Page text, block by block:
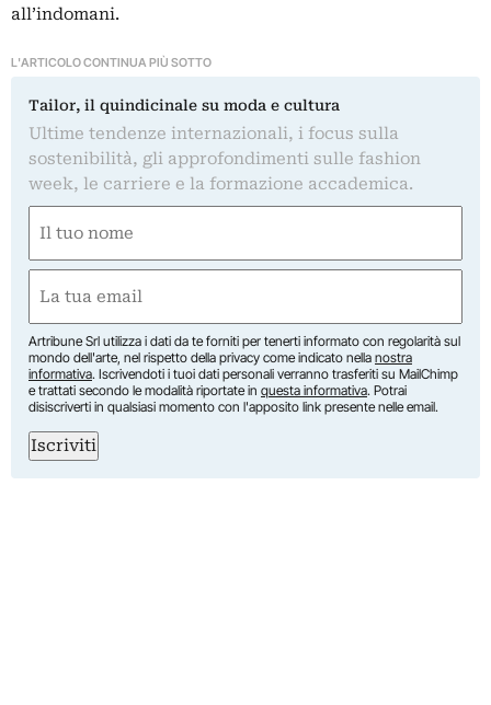
all’indomani.
L'ARTICOLO CONTINUA PIÙ SOTTO
Tailor, il quindicinale su moda e cultura
Ultime tendenze internazionali, i focus sulla
sostenibilità, gli approfondimenti sulle fashion
week, le carriere e la formazione accademica.
(Obbligatorio)
Nome
(Obbligatorio)
Artribune Srl utilizza i dati da te forniti per tenerti informato con regolarità sul
mondo dell'arte, nel rispetto della privacy come indicato nella nostra
informativa. Iscrivendoti i tuoi dati personali verranno trasferiti su MailChimp
e trattati secondo le modalità riportate in questa informativa. Potrai
disiscriverti in qualsiasi momento con l'apposito link presente nelle email.
Iscriviti